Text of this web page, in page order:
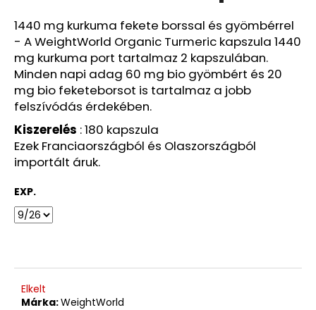
1440 mg kurkuma fekete borssal és gyömbérrel
- A WeightWorld Organic Turmeric kapszula 1440
mg kurkuma port tartalmaz 2 kapszulában.
Minden napi adag 60 mg bio gyömbért és 20
mg bio feketeborsot is tartalmaz a jobb
felszívódás érdekében.
Kiszerelés : 180 kapszula
Ezek Franciaországból és Olaszországból
importált áruk.
EXP.
Elkelt
Márka:WeightWorld
06/26
5
750
Ft
Korábbi:
12
960
Ft